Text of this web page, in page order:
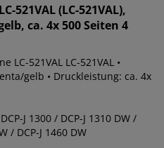
521VAL (LC-521VAL),
ca. 4x 500 Seiten 4
521VAL LC-521VAL •
gelb • Druckleistung: ca. 4x
J 1300 / DCP-J 1310 DW /
/ DCP-J 1460 DW